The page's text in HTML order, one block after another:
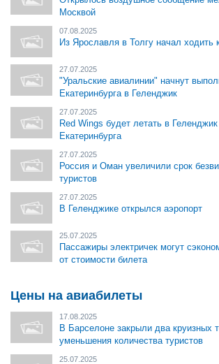
Москвой
07.08.2025
Из Ярославля в Толгу начал ходить
27.07.2025
"Уральские авиалинии" начнут
Екатеринбурга в Геленджик
27.07.2025
Red Wings будет летать в
Екатеринбурга
27.07.2025
Россия и Оман увеличили срок
туристов
27.07.2025
В Геленджике открылся аэропорт
25.07.2025
Пассажиры электричек могут
от стоимости билета
Цены на авиабилеты
17.08.2025
В Барселоне закрыли два круизных
уменьшения количества туристов
25.07.2025